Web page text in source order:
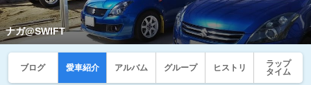
ナガ@SWIFT
ブログ 愛車紹介 アルバム グループ ヒストリ
ラップ
タイム